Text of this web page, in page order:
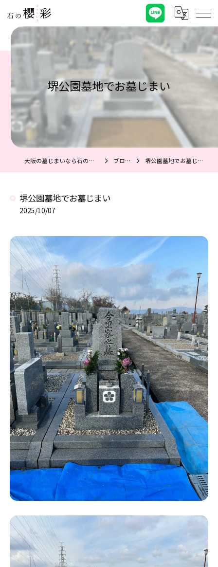
堺公園墓地でお墓じまい
大阪の墓じまいなら石の櫻彩 ブログ 堺公園墓地でお墓じまい
堺公園墓地でお墓じまい
2025/10/07